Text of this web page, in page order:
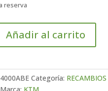
reserva
Añadir al carrito
Categoría: RECAMBIOS